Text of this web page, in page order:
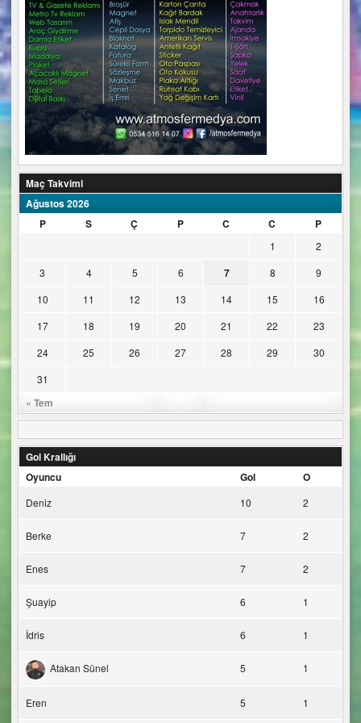
Maç Takvimi
Ağustos 2026
P
S Ç P C C P
« Tem
1
2
3
4 5 6 7 8
9
10
11 12 13 14 15
16
17
18 19 20 21 22
23
24
25 26 27 28 29
30
31
Gol Krallığı
Oyuncu
Gol O
Deniz 10 2
Berke 7 2
Enes 7 2
Şuayip 6 1
İdris 6 1
Atakan Sünel 5 1
Eren 5 1